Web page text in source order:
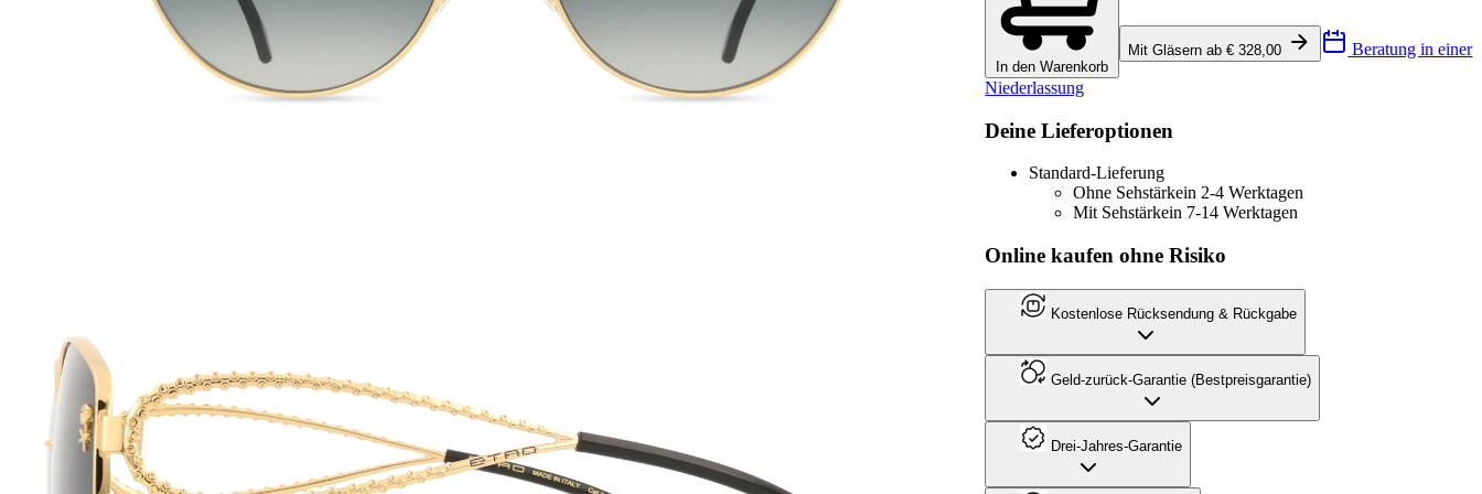
In den Warenkorb
Mit Gläsern ab € 328,00 Beratung in einer
Niederlassung
Deine Lieferoptionen
Standard-Lieferung
Ohne Sehstärkein 2-4 Werktagen
Mit Sehstärkein 7-14 Werktagen
Online kaufen ohne Risiko
Kostenlose Rücksendung & Rückgabe
Geld-zurück-Garantie (Bestpreisgarantie)
Drei-Jahres-Garantie